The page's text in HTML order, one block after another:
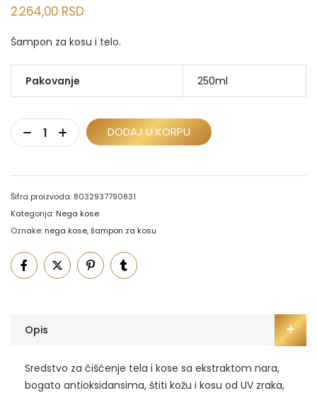
2.264,00 RSD
Šampon za kosu i telo.
Pakovanje 250ml
DODAJ U KORPU
Šifra proizvoda: 8032937790831
Kategorija: Nega kose
Oznake: nega kose,šampon za kosu
Opis
Sredstvo za čišćenje tela i kose sa ekstraktom nara,
bogato antioksidansima, štiti kožu i kosu od UV zraka,